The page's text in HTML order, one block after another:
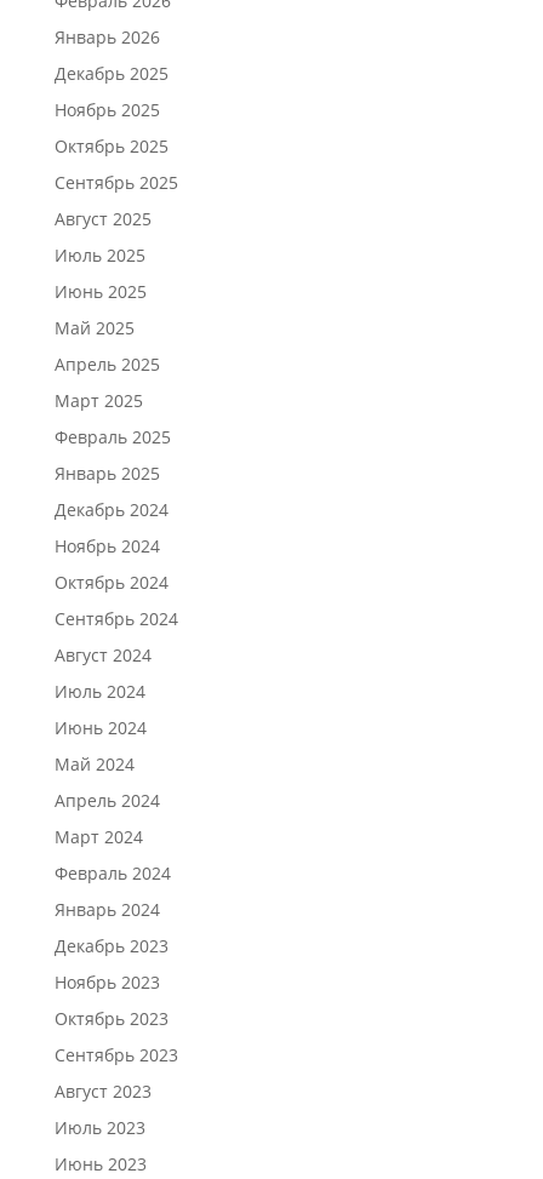
Январь 2026
Декабрь 2025
Ноябрь 2025
Октябрь 2025
Сентябрь 2025
Август 2025
Июль 2025
Июнь 2025
Май 2025
Апрель 2025
Март 2025
Февраль 2025
Январь 2025
Декабрь 2024
Ноябрь 2024
Октябрь 2024
Сентябрь 2024
Август 2024
Июль 2024
Июнь 2024
Май 2024
Апрель 2024
Март 2024
Февраль 2024
Январь 2024
Декабрь 2023
Ноябрь 2023
Октябрь 2023
Сентябрь 2023
Август 2023
Июль 2023
Июнь 2023